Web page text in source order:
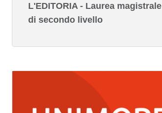
L'EDITORIA - Laurea magistrale
di secondo livello